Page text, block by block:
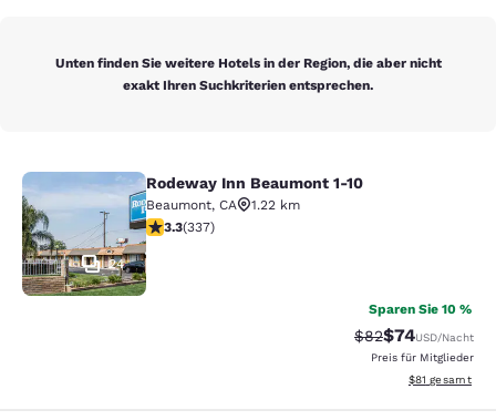
Unten finden Sie weitere Hotels in der Region, die aber nicht
exakt Ihren Suchkriterien entsprechen.
Rodeway Inn Beaumont 1-10
24
Rodeway Inn Beaumont 1-10
Beaumont, CA
1.22 km
3.26-Sterne-Bewertung. Gut. 337 Bewertungen
3.3(337)
Sparen Sie 10 %
$82Vergünstigter
$74USD/Nacht
Preis für Mitglieder
Geschätzte
$81 gesamt